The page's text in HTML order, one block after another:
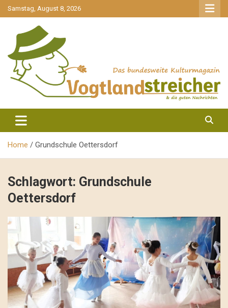
gehe
zum
Samstag, August 8, 2026
Vogtlandstreicher
Home Grundschule Oettersdorf
Schlagwort: Grundschule
Oettersdorf